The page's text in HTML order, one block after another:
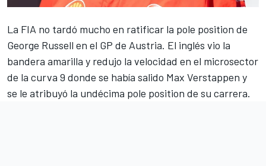
La FIA no tardó mucho en ratificar la pole position de
George Russell en el GP de Austria. El inglés vio la
bandera amarilla y redujo la velocidad en el microsector
de la curva 9 donde se había salido Max Verstappen y
se le atribuyó la undécima pole position de su carrera.